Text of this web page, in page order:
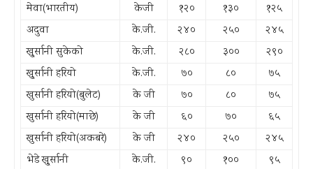
मेवा(भारतीय)
केजी १२० १३०
१२५
अदुवा
के.जी. २४० २५०
२४५
खु्र्सानी सुकेको
के.जी. २८० ३००
२९०
खु्र्सानी हरियो
के.जी. ७० ८०
७५
खुर्सानी हरियो(बुलेट)
के जी ७० ८०
७५
खुर्सानी हरियो(माछे)
के जी ६० ७०
६५
खुर्सानी हरियो(अकबरे)
के जी २४० २५०
२४५
भेडे खु्र्सानी
के.जी. ९० १००
९५